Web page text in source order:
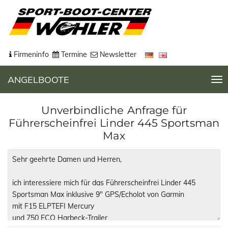
Firmeninfo Termine Newsletter
ANGELBOOTE
T
o
l
n
t
Unverbindliche Anfrage für
Führerscheinfrei Linder 445 Sportsman
Max